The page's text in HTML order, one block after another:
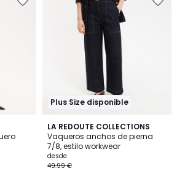
Plus Size disponible
LA REDOUTE COLLECTIONS
Vaqueros anchos de pierna
7/8, estilo workwear
desde
49.99 €
4
/
5
2
Colores